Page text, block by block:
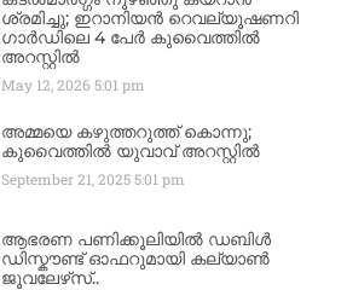
ശ്രമിച്ചു; ഇറാനിയൻ റെവല്യൂഷണറി
ഗാർഡിലെ 4 പേർ കുവൈത്തിൽ
അറസ്റ്റിൽ
May 12, 20265:01 pm
അമ്മയെ കഴുത്തറുത്ത് കൊന്നു;
കുവൈത്തിൽ യുവാവ് അറസ്റ്റിൽ
September 21, 20255:01 pm
ആഭരണ പണിക്കൂലിയിൽ ഡബിൾ
ഡിസ്കൗണ്ട് ഓഫറുമായി കല്യാൺ
ജൂവലേഴ്‌സ്..